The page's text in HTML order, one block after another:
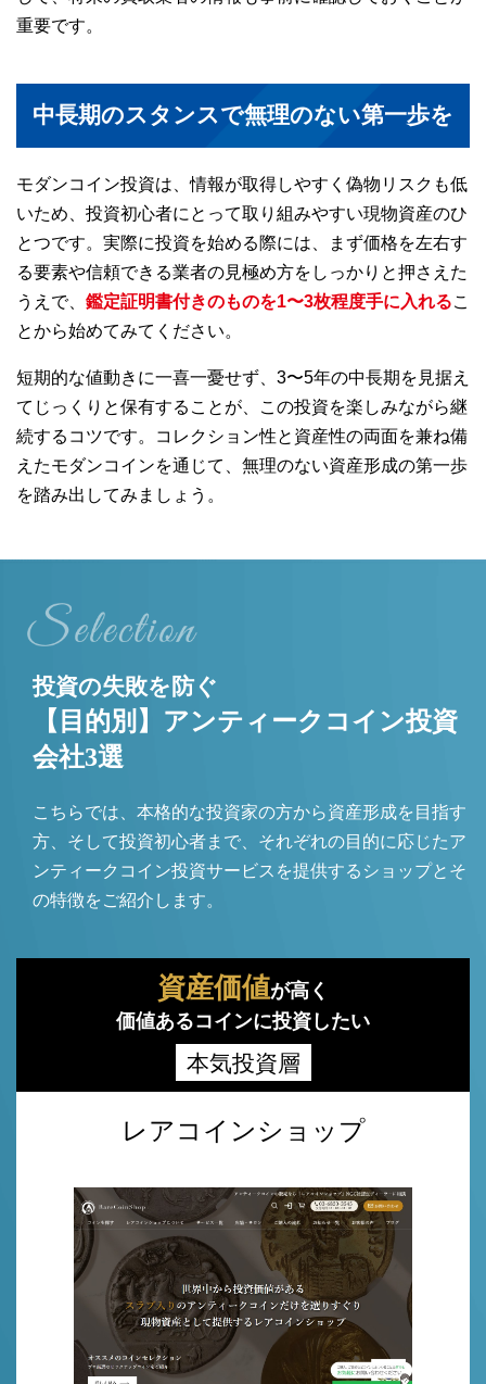
重要です。
中長期のスタンスで無理のない第一歩を
モダンコイン投資は、情報が取得しやすく偽物リスクも低
いため、投資初心者にとって取り組みやすい現物資産のひ
とつです。実際に投資を始める際には、まず価格を左右す
る要素や信頼できる業者の見極め方をしっかりと押さえた
うえで、 鑑定証明書付きのものを1〜3枚程度手に入れるこ
とから始めてみてください。
短期的な値動きに一喜一憂せず、3〜5年の中長期を見据え
てじっくりと保有することが、この投資を楽しみながら継
続するコツです。コレクション性と資産性の両面を兼ね備
えたモダンコインを通じて、無理のない資産形成の第一歩
を踏み出してみましょう。
投資の失敗を防ぐ
【目的別】アンティークコイン投資
会社3選
こちらでは、本格的な投資家の方から資産形成を目指す
方、そして投資初心者まで、それぞれの目的に応じたア
ンティークコイン投資サービスを提供するショップとそ
の特徴をご紹介します。
資産価値が高く
価値あるコインに投資したい
本気投資層
レアコインショップ